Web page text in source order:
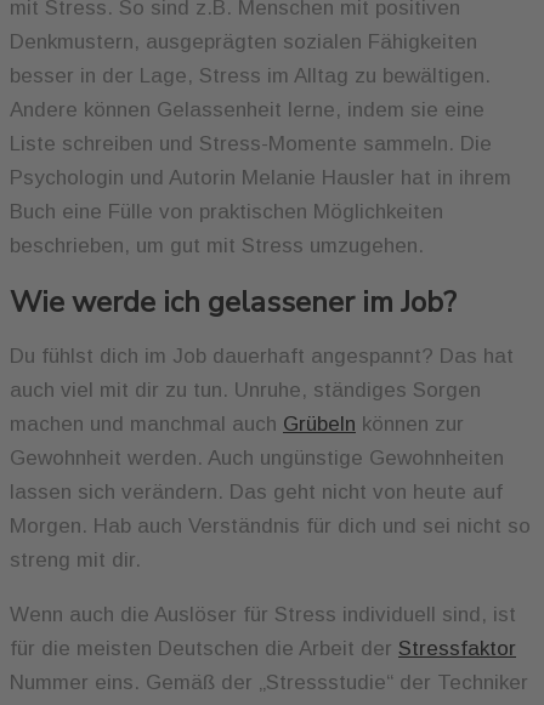
mit Stress. So sind z.B. Menschen mit positiven
Denkmustern, ausgeprägten sozialen Fähigkeiten
besser in der Lage, Stress im Alltag zu bewältigen.
Andere können Gelassenheit lerne, indem sie eine
Liste schreiben und Stress-Momente sammeln. Die
Psychologin und Autorin Melanie Hausler hat in ihrem
Buch eine Fülle von praktischen Möglichkeiten
beschrieben, um gut mit Stress umzugehen.
Wie werde ich gelassener im Job?
Du fühlst dich im Job dauerhaft angespannt? Das hat
auch viel mit dir zu tun. Unruhe, ständiges Sorgen
machen und manchmal auch Grübeln können zur
Gewohnheit werden. Auch ungünstige Gewohnheiten
lassen sich verändern. Das geht nicht von heute auf
Morgen. Hab auch Verständnis für dich und sei nicht so
streng mit dir.
Wenn auch die Auslöser für Stress individuell sind, ist
für die meisten Deutschen die Arbeit der Stressfaktor
Nummer eins. Gemäß der „Stressstudie“ der Techniker